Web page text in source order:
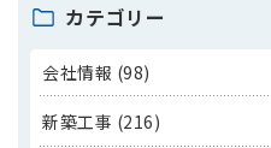
カテゴリー
会社情報 (98)
新築工事 (216)